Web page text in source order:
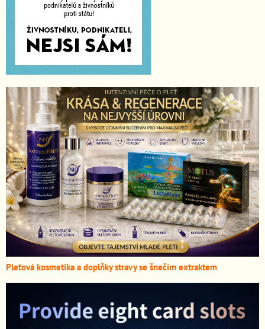
Pleťová kosmetika a doplňky stravy se šnečím extraktem